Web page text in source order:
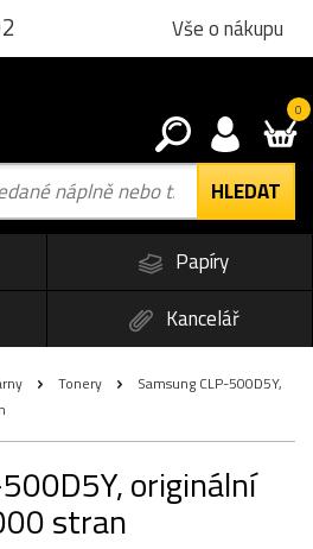
Vše o nákupu
0
Papíry
Kancelář
Tonery
Samsung CLP-500D5Y,
originální
stran